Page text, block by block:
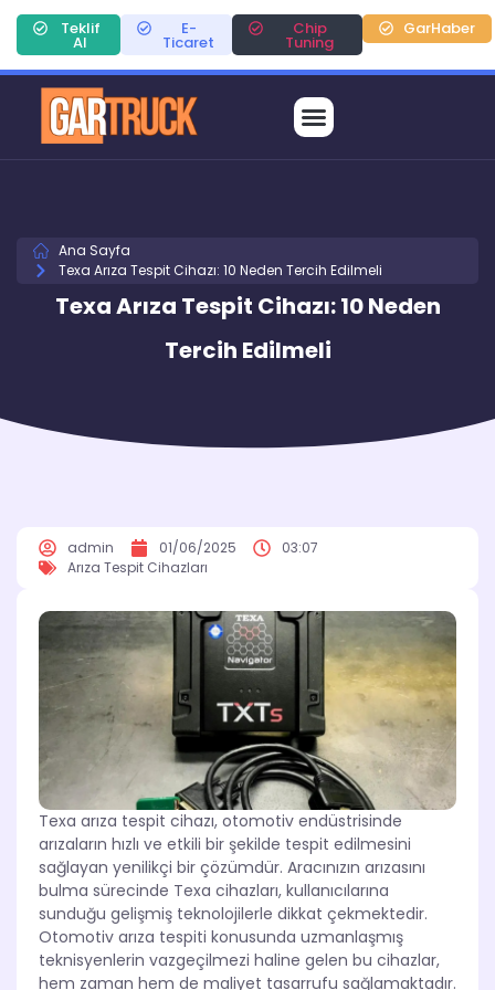
Teklif
Al
E-
Ticaret
Chip
Tuning
GarHaber
Ana Sayfa
Texa Arıza Tespit Cihazı: 10 Neden Tercih Edilmeli
Texa Arıza Tespit Cihazı: 10 Neden
Tercih Edilmeli
admin 01/06/2025
03:07
Arıza Tespit Cihazları
Texa arıza tespit cihazı, otomotiv endüstrisinde
arızaların hızlı ve etkili bir şekilde tespit edilmesini
sağlayan yenilikçi bir çözümdür. Aracınızın arızasını
bulma sürecinde Texa cihazları, kullanıcılarına
sunduğu gelişmiş teknolojilerle dikkat çekmektedir.
Otomotiv arıza tespiti konusunda uzmanlaşmış
teknisyenlerin vazgeçilmezi haline gelen bu cihazlar,
hem zaman hem de maliyet tasarrufu sağlamaktadır.